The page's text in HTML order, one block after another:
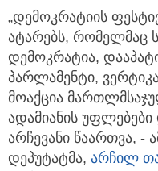
„დემოკრატიის
ატარებს, რომელმაც
დემოკრატია,
პარლამენტი,
მოაქცია
ადამიანის
არჩევანი წაართვა, -
დეპუტატმა, არჩილ